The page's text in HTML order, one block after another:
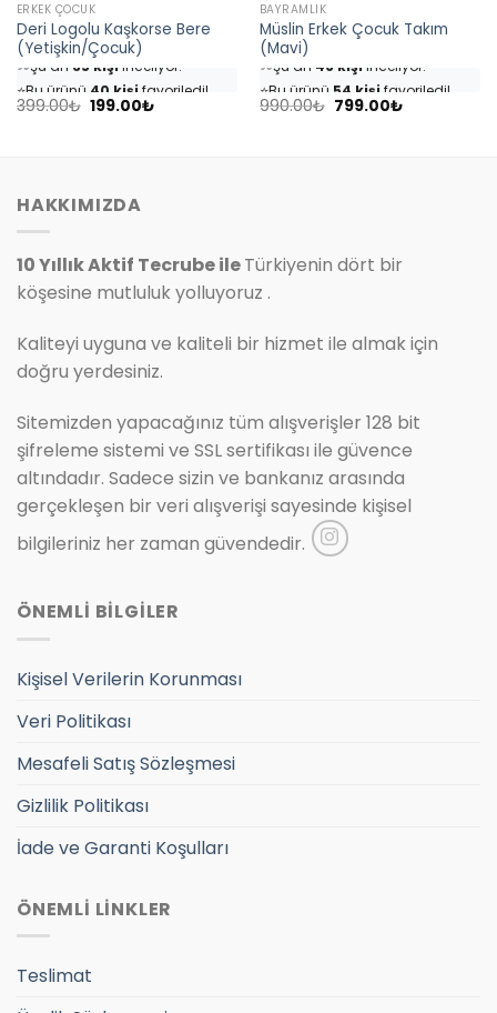
ERKEK ÇOCUK
Deri Logolu Kaşkorse Bere
(Yetişkin/Çocuk)
👀Şu an35 kişiinceliyor!
Bu ürünü 40 kişi favoriledi!
🛒18 kişisepetine ekledi!
399.00₺ Orijinal
199.00₺Şu
BAYRAMLIK
Müslin Erkek Çocuk Takım
(Mavi)
👀Şu an
Bu ürünü 54 kişi favoriledi!
🛒25 kişisepetine ekledi!
990.00₺ Orijinal
799.00₺Şu
HAKKIMIZDA
10 Yıllık Aktif Tecrube ileTürkiyenin dört bir
köşesine mutluluk yolluyoruz .
Kaliteyi uyguna ve kaliteli bir hizmet ile almak için
doğru yerdesiniz.
Sitemizden yapacağınız tüm alışverişler 128 bit
şifreleme sistemi ve SSL sertifikası ile güvence
altındadır. Sadece sizin ve bankanız arasında
gerçekleşen bir veri alışverişi sayesinde kişisel
bilgileriniz her zaman güvendedir.
ÖNEMLİ BİLGİLER
Kişisel Verilerin Korunması
Veri Politikası
Mesafeli Satış Sözleşmesi
Gizlilik Politikası
İade ve Garanti Koşulları
ÖNEMLİ LİNKLER
Teslimat